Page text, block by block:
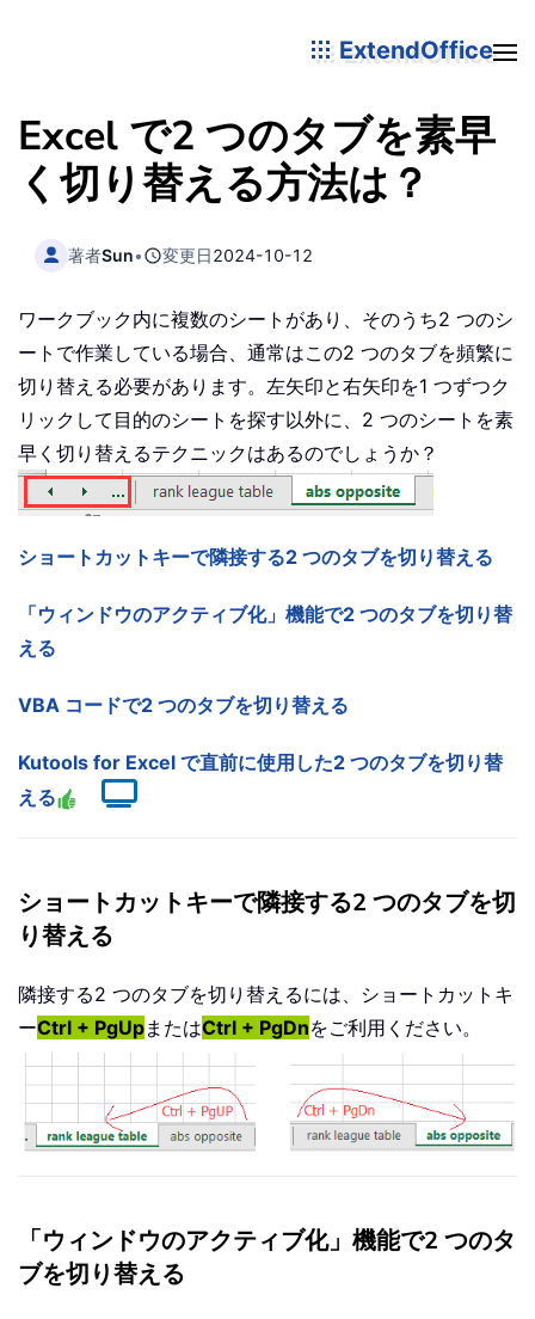
ExtendOffice
Excel で2 つのタブを素早
く切り替える方法は？
著者Sun• 変更日2024-10-12
ワークブック内に複数のシートがあり、そのうち2 つのシ
ートで作業している場合、通常はこの2 つのタブを頻繁に
切り替える必要があります。左矢印と右矢印を1 つずつク
リックして目的のシートを探す以外に、2 つのシートを素
早く切り替えるテクニックはあるのでしょうか？
ショートカットキーで隣接する2 つのタブを切り替える
「ウィンドウのアクティブ化」機能で2 つのタブを切り替
える
VBA コードで2 つのタブを切り替える
Kutools for Excel で直前に使用した2 つのタブを切り替
える
ショートカットキーで隣接する2 つのタブを切
り替える
隣接する2 つのタブを切り替えるには、ショートカットキ
ーCtrl + PgUpまたはCtrl + PgDnをご利用ください。
「ウィンドウのアクティブ化」機能で2 つのタ
ブを切り替える